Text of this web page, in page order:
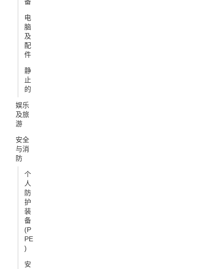
电
脑
及
配
件
静
止
的
娱乐
及旅
游
安全
与消
防
个
人
防
护
装
备
(P
PE
)
安